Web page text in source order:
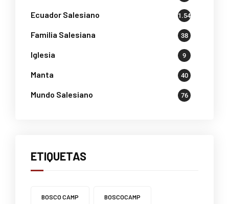
Ecuador Salesiano 1.541
Familia Salesiana 38
Iglesia 9
Manta 40
Mundo Salesiano 76
ETIQUETAS
BOSCO CAMP BOSCOCAMP